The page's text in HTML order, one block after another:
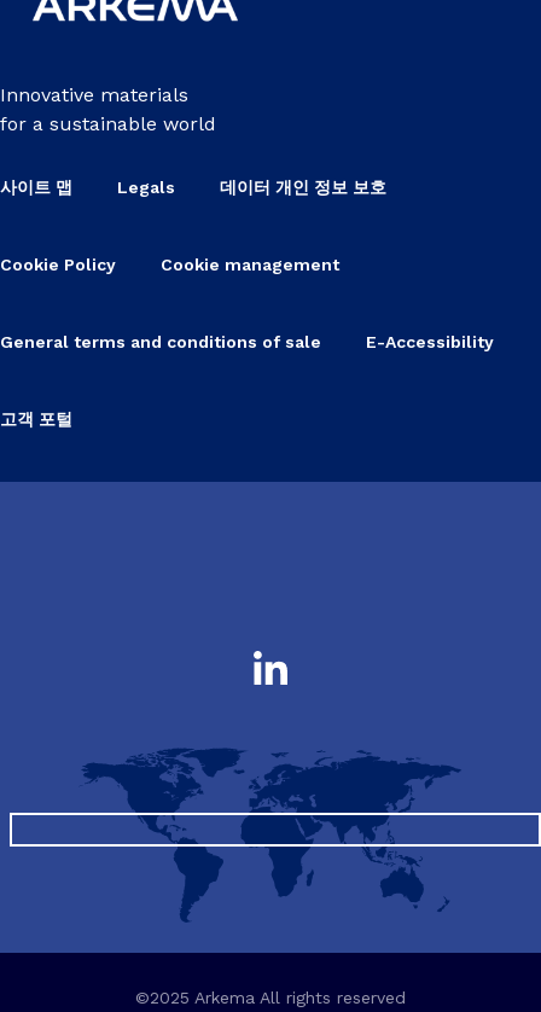
Innovative materials
for a sustainable world
사이트 맵 Legals 데이터 개인 정보 보호
Cookie Policy Cookie management
General terms and conditions of sale E-Accessibility
고객 포털
©2025 Arkema All rights reserved